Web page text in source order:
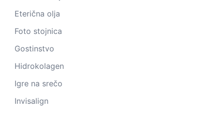
Eterična olja
Foto stojnica
Gostinstvo
Hidrokolagen
Igre na srečo
Invisalign